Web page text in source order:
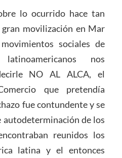
lo ocurrido hace tan
movilización en Mar
sociales de
nos
NO AL ALCA, el
que pretendía
fue contundente y se
autodeterminación de los
reunidos los
latina y el entonces